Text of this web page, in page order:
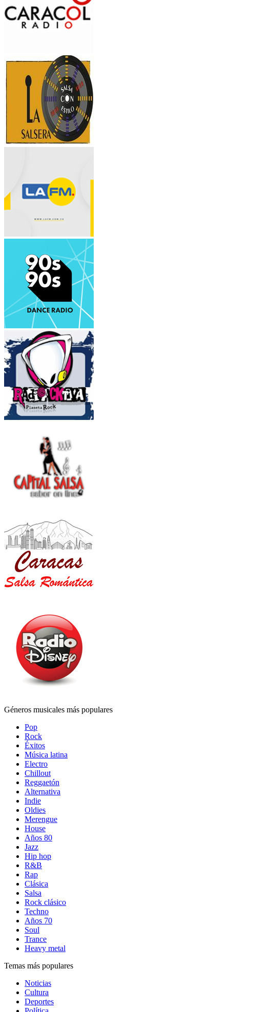
Géneros musicales más populares
Pop
Rock
Éxitos
Música latina
Electro
Chillout
Reggaetón
Alternativa
Indie
Oldies
Merengue
House
Años 80
Jazz
Hip hop
R&B
Rap
Clásica
Salsa
Rock clásico
Techno
Años 70
Soul
Trance
Heavy metal
Temas más populares
Noticias
Cultura
Deportes